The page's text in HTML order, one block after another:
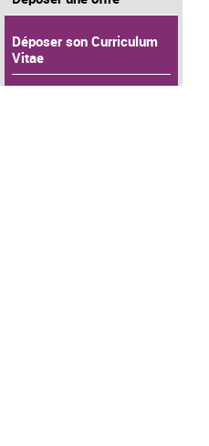
Déposer son Curriculum
Vitae